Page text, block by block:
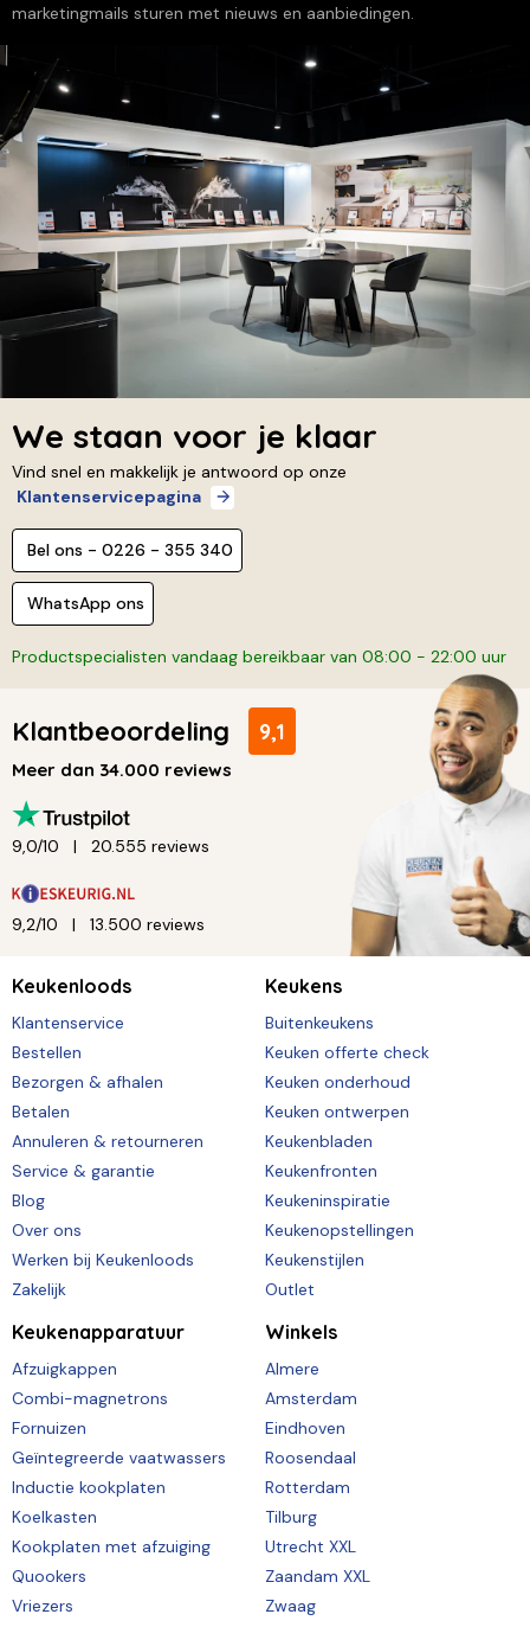
marketingmails sturen met nieuws en aanbiedingen.
We staan voor je klaar
Vind snel en makkelijk je antwoord op onze
Klantenservicepagina
Bel ons - 0226 - 355 340
WhatsApp ons
Productspecialisten vandaag bereikbaar van 08:00 - 22:00 uur
Klantbeoordeling 9,1
Meer dan 34.000 reviews
9,0/10 20.555 reviews
9,2/10 13.500 reviews
Keukenloods
Klantenservice
Bestellen
Bezorgen & afhalen
Betalen
Annuleren & retourneren
Service & garantie
Blog
Over ons
Werken bij Keukenloods
Zakelijk
Keukens
Buitenkeukens
Keuken offerte check
Keuken onderhoud
Keuken ontwerpen
Keukenbladen
Keukenfronten
Keukeninspiratie
Keukenopstellingen
Keukenstijlen
Outlet
Keukenapparatuur
Afzuigkappen
Combi-magnetrons
Fornuizen
Geïntegreerde vaatwassers
Inductie kookplaten
Koelkasten
Kookplaten met afzuiging
Quookers
Vriezers
Winkels
Almere
Amsterdam
Eindhoven
Roosendaal
Rotterdam
Tilburg
Utrecht XXL
Zaandam XXL
Zwaag